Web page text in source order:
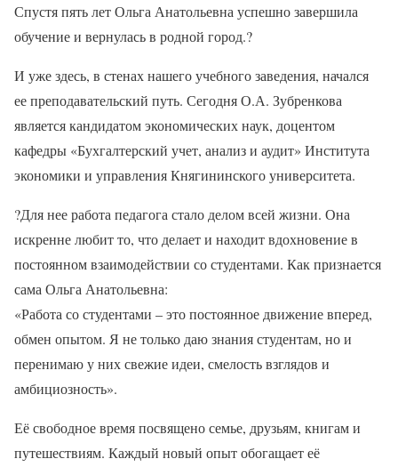
Спустя пять лет Ольга Анатольевна успешно завершила
обучение и вернулась в родной город.?
И уже здесь, в стенах нашего учебного заведения, начался
ее преподавательский путь. Сегодня О.А. Зубренкова
является кандидатом экономических наук, доцентом
кафедры «Бухгалтерский учет, анализ и аудит» Института
экономики и управления Княгининского университета.
?Для нее работа педагога стало делом всей жизни. Она
искренне любит то, что делает и находит вдохновение в
постоянном взаимодействии со студентами. Как признается
сама Ольга Анатольевна:
«Работа со студентами – это постоянное движение вперед,
обмен опытом. Я не только даю знания студентам, но и
перенимаю у них свежие идеи, смелость взглядов и
амбициозность».
Её свободное время посвящено семье, друзьям, книгам и
путешествиям. Каждый новый опыт обогащает её